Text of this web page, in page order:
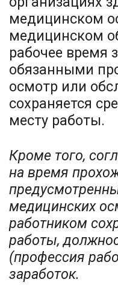
медицинском
медицинском
рабочее время
обязанными
осмотр или
сохраняется
месту работы.
Кроме того,
на время
медицинских
работником
работы,
(профессия
заработок.